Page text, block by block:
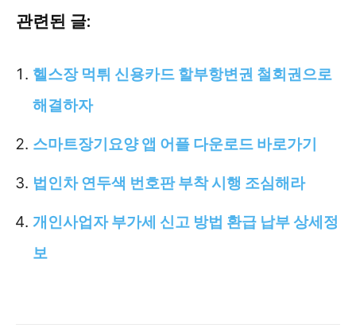
관련된 글:
헬스장 먹튀 신용카드 할부항변권 철회권으로
해결하자
스마트장기요양 앱 어플 다운로드 바로가기
법인차 연두색 번호판 부착 시행 조심해라
개인사업자 부가세 신고 방법 환급 납부 상세정
보